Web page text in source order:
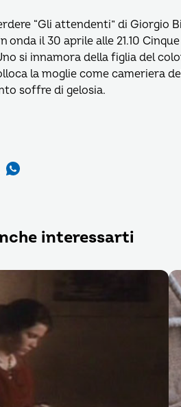
“Gli attendenti” di Giorgio
onda il 30 aprile alle 21.10
si innamora della figlia del
la moglie come cameriera
soffre di gelosia.
interessarti